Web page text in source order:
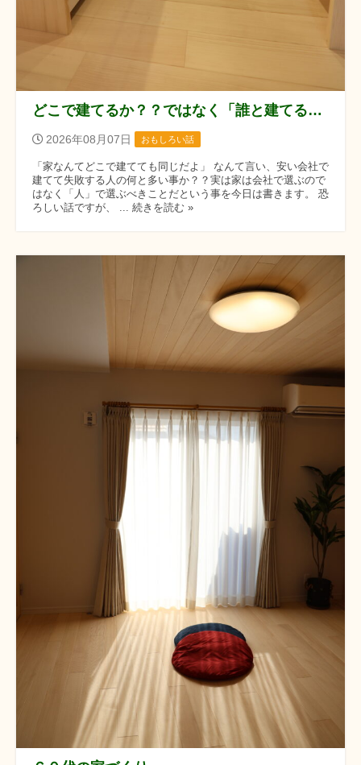
どこで建てるか？？ではなく「誰と建てるか？？」です！！
2026年08月07日 おもしろい話
「家なんてどこで建てても同じだよ」 なんて言い、安い会社で
建てて失敗する人の何と多い事か？？実は家は会社で選ぶので
はなく「人」で選ぶべきことだという事を今日は書きます。 恐
ろしい話ですが、 ... 続きを読む »